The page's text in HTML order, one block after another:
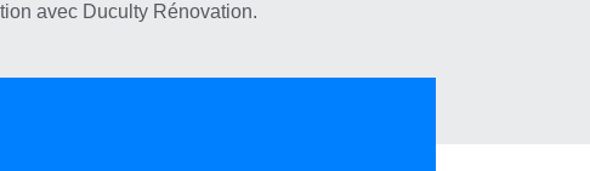
avec Duculty Rénovation.